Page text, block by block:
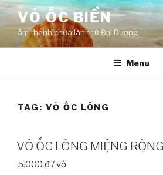
Skip
content
VỎ ỐC BIỂN
âm thanh chữa lành từ Đại Dương
Menu
TAG: VỎ ỐC LÔNG
VỎ ỐC LÔNG MIỆNG RỘNG
5.000 đ / vỏ